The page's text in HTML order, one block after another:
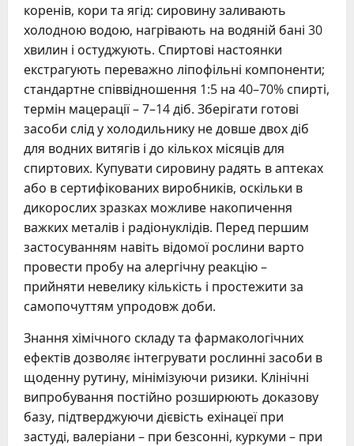
коренів, кори та ягід: сировину заливають
холодною водою, нагрівають на водяній бані 30
хвилин і остуджують. Спиртові настоянки
екстрагують переважно ліпофільні компоненти;
стандартне співвідношення 1:5 на 40–70% спирті,
термін мацерації – 7–14 діб. Зберігати готові
засоби слід у холодильнику не довше двох діб
для водних витягів і до кількох місяців для
спиртових. Купувати сировину радять в аптеках
або в сертифікованих виробників, оскільки в
дикорослих зразках можливе накопичення
важких металів і радіонуклідів. Перед першим
застосуванням навіть відомої рослини варто
провести пробу на алергічну реакцію –
прийняти невелику кількість і простежити за
самопочуттям упродовж доби.
Знання хімічного складу та фармакологічних
ефектів дозволяє інтегрувати рослинні засоби в
щоденну рутину, мінімізуючи ризики. Клінічні
випробування постійно розширюють доказову
базу, підтверджуючи дієвість ехінацеї при
застуді, валеріани – при безсонні, куркуми – при